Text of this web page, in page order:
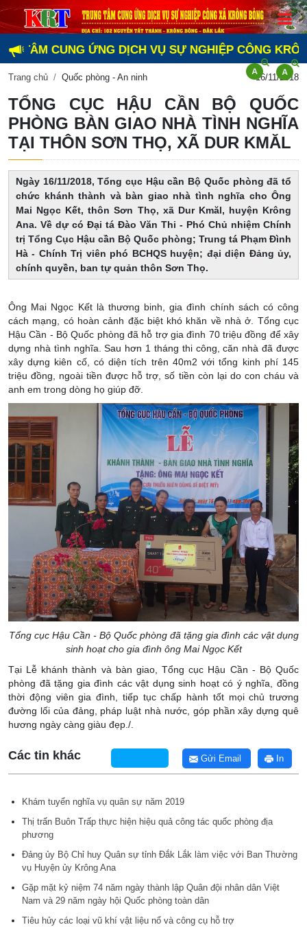
TÂM CUNG ỨNG DỊCH VỤ SỰ NGHIỆP CÔNG
Trang chủ Quốc phòng - An ninh 16/11/2018
TỔNG CỤC HẬU CẦN BỘ QUỐC
PHÒNG BÀN GIAO NHÀ TÌNH NGHĨA
TẠI THÔN SƠN THỌ, XÃ DUR KMĂL
Ngày 16/11/2018, Tổng cục Hậu cần Bộ Quốc phòng đã tổ
chức khánh thành và bàn giao nhà tình nghĩa cho Ông
Mai Ngọc Kết, thôn Sơn Thọ, xã Dur Kmăl, huyện Krông
Ana. Về dự có Đại tá Đào Văn Thi - Phó Chủ nhiệm Chính
trị Tổng Cục Hậu cần Bộ Quốc phòng; Trung tá Phạm Đình
Hà - Chính Trị viên phó BCHQS huyện; đại diện Đảng ủy,
chính quyền, ban tự quản thôn Sơn Thọ.
Ông Mai Ngọc Kết là thương binh, gia đình chính sách có công
cách mạng, có hoàn cảnh đặc biệt khó khăn về nhà ở. Tổng cục
Hậu Cần - Bộ Quốc phòng đã hỗ trợ gia đình 70 triệu đồng để xây
dựng nhà tình nghĩa. Sau hơn 1 tháng thi công, căn nhà đã được
xây dựng kiên cố, có diện tích trên 40m2 với tổng kinh phí 145
triệu đồng, ngoài tiền được hỗ trợ, số tiền còn lại do con cháu và
anh em trong dòng họ giúp đỡ.
Tổng cục Hậu Cần - Bộ Quốc phòng đã tặng gia đình các vật dụng
sinh hoạt cho gia đình ông Mai Ngọc Kết
Tại Lễ khánh thành và bàn giao, Tổng cục Hậu Cần - Bộ Quốc
phòng đã tặng gia đình các vật dụng sinh hoạt có ý nghĩa, đồng
thời động viên gia đình, tiếp tục chấp hành tốt mọi chủ trương
đường lối của đảng, pháp luật nhà nước, góp phần xây dựng quê
hương ngày càng giàu đẹp./.
In
Gửi Email
Các tin khác
Khám tuyển nghĩa vụ quân sự năm 2019
Thị trấn Buôn Trấp thực hiện hiệu quả công tác quốc phòng địa
phương
Đảng ủy Bộ Chỉ huy Quân sự tỉnh Đắk Lắk làm việc với Ban Thường
vụ Huyện ủy Krông Ana
Gặp mặt kỷ niệm 74 năm ngày thành lập Quân đội nhân dân Việt
Nam và 29 năm ngày hội Quốc phòng toàn dân
Tiêu hủy các loại vũ khí vật liệu nổ và công cụ hỗ trợ